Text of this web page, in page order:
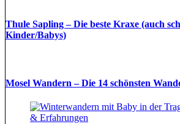
Thule Sapling – Die beste Kraxe (auch
Kinder/Babys)
Mosel Wandern – Die 14 schönsten